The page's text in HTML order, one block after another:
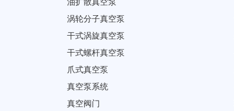
涡轮分子真空泵
干式涡旋真空泵
干式螺杆真空泵
爪式真空泵
真空泵系统
真空阀门